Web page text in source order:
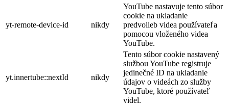
yt-remote-device-id nikdy
YouTube nastavuje tento súbor
cookie na ukladanie
predvolieb videa používateľa
pomocou vloženého videa
YouTube.
yt.innertube::nextId nikdy
Tento súbor cookie nastavený
službou YouTube registruje
jedinečné ID na ukladanie
údajov o videách zo služby
YouTube, ktoré používateľ
videl.